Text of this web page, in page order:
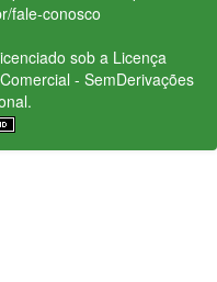
fale-conosco
sob a Licença
- SemDerivações